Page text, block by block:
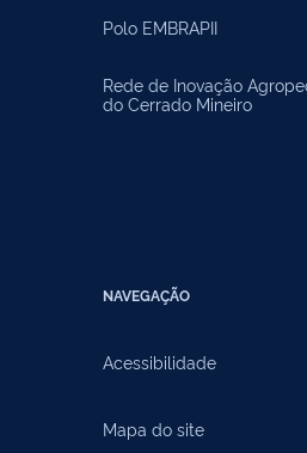
Polo EMBRAPII
Rede de Inovação
do Cerrado Mineiro
NAVEGAÇÃO
Acessibilidade
Mapa do site